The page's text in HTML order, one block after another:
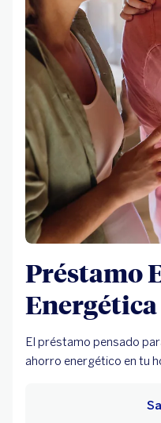
Préstamo
Energética
El préstamo pensado
ahorro energético en tu